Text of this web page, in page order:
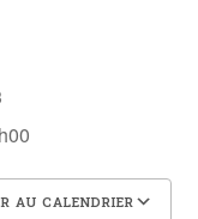
AU CALENDRIER